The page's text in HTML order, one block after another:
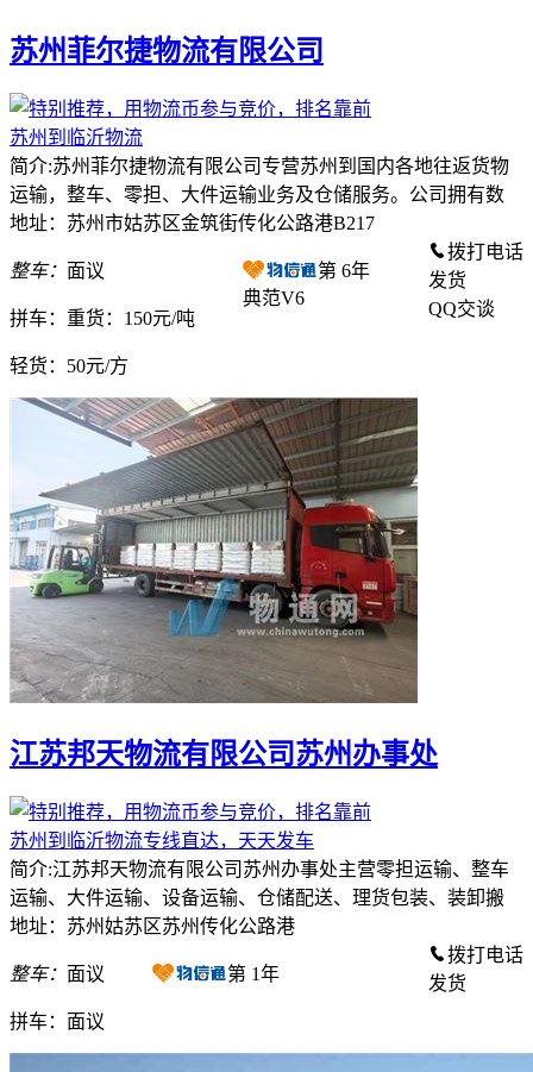
苏州菲尔捷物流有限公司
苏州到临沂物流
简介:苏州菲尔捷物流有限公司专营苏州到国内各地往返货物
运输，整车、零担、大件运输业务及仓储服务。公司拥有数
地址：苏州市姑苏区金筑街传化公路港B217
整车： 面议
拼车： 重货：150元/吨
轻货： 50元/方
第 6年
典范V6
拨打电话
发货
QQ交谈
江苏邦天物流有限公司苏州办事处
苏州到临沂物流专线直达，天天发车
简介:江苏邦天物流有限公司苏州办事处主营零担运输、整车
运输、大件运输、设备运输、仓储配送、理货包装、装卸搬
地址：苏州姑苏区苏州传化公路港
整车： 面议
拼车： 面议
第 1年
拨打电话
发货